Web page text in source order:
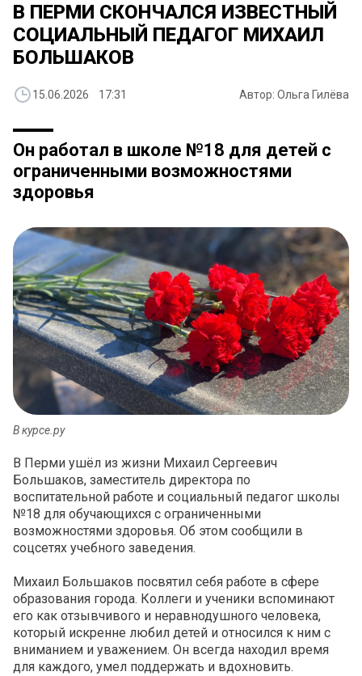
В ПЕРМИ СКОНЧАЛСЯ ИЗВЕСТНЫЙ
СОЦИАЛЬНЫЙ ПЕДАГОГ МИХАИЛ
БОЛЬШАКОВ
15.06.2026 17:31 Автор: Ольга Гилёва
Он работал в школе №18 для детей с
ограниченными возможностями
здоровья
В курсе.ру
В Перми ушёл из жизни Михаил Сергеевич
Большаков, заместитель директора по
воспитательной работе и социальный педагог школы
№18 для обучающихся с ограниченными
возможностями здоровья. Об этом сообщили в
соцсетях учебного заведения.
Михаил Большаков посвятил себя работе в сфере
образования города. Коллеги и ученики вспоминают
его как отзывчивого и неравнодушного человека,
который искренне любил детей и относился к ним с
вниманием и уважением. Он всегда находил время
для каждого, умел поддержать и вдохновить.